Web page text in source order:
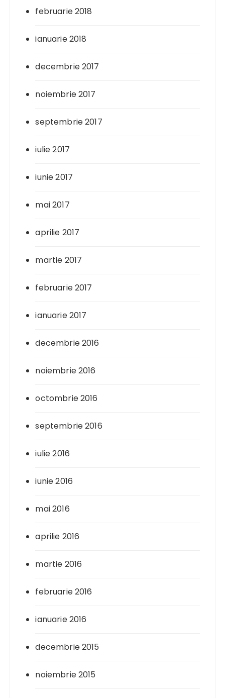
februarie 2018
ianuarie 2018
decembrie 2017
noiembrie 2017
septembrie 2017
iulie 2017
iunie 2017
mai 2017
aprilie 2017
martie 2017
februarie 2017
ianuarie 2017
decembrie 2016
noiembrie 2016
octombrie 2016
septembrie 2016
iulie 2016
iunie 2016
mai 2016
aprilie 2016
martie 2016
februarie 2016
ianuarie 2016
decembrie 2015
noiembrie 2015